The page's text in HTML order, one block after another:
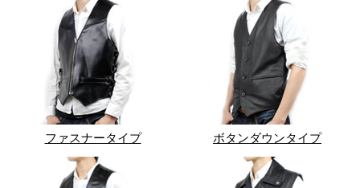
ファスナータイプ ボタンダウンタイプ